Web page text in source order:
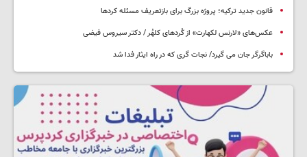
قانون جدید ترکیه؛ پروژه بزرگ‌ برای بازتعریف مسئله کردها
عکس‌های «لارنس لکهارت» از کُردهای کلهُر / دکتر سیروس فیضی
باباگرگر جان می گیرد/ نجات گری که در راه ایثار فدا شد